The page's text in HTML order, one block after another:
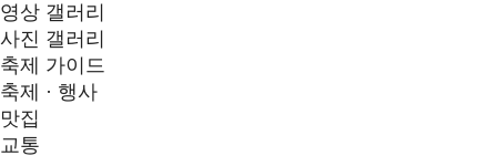
영상 갤러리
사진 갤러리
축제 가이드
축제 · 행사
맛집
교통